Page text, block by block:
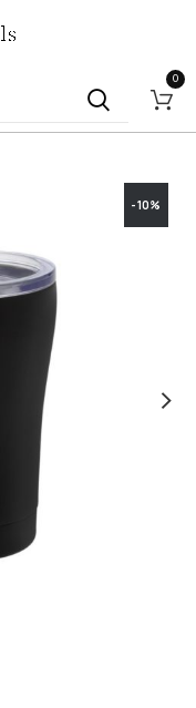
0
-10%